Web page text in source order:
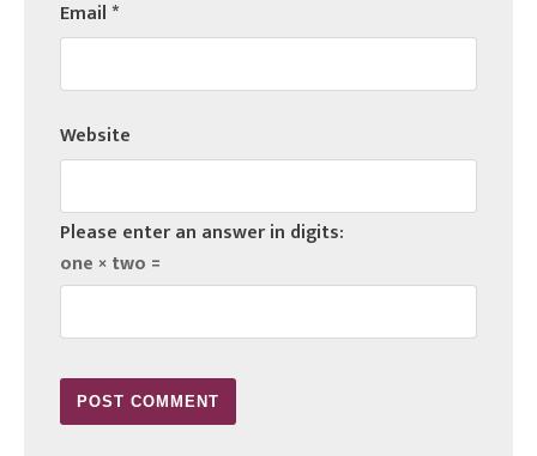
Email*
Website
Please enter an answer in digits:
one × two =